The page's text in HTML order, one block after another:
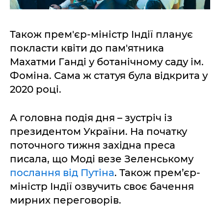
Також прем'єр-міністр Індії планує
покласти квіти до пам'ятника
Махатми Ганді у ботанічному саду ім.
Фоміна. Сама ж статуя була відкрита у
2020 році.
А головна подія дня – зустріч із
президентом України. На початку
поточного тижня західна преса
писала, що Моді везе Зеленському
послання від Путіна. Також прем’єр-
міністр Індії озвучить своє бачення
мирних переговорів.